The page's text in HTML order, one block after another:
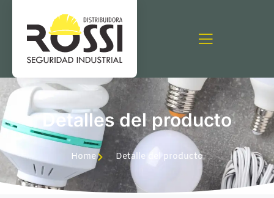
Detalles del producto
Home Detalle del producto